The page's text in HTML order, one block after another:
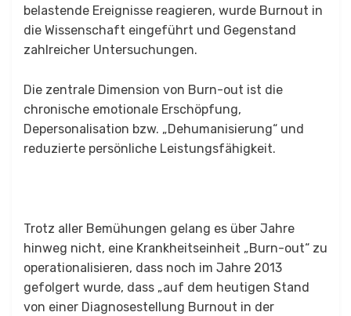
belastende Ereignisse reagieren, wurde Burnout in
die Wissenschaft eingeführt und Gegenstand
zahlreicher Untersuchungen.
Die zentrale Dimension von Burn-out ist die
chronische emotionale Erschöpfung,
Depersonalisation bzw. „Dehumanisierung“ und
reduzierte persönliche Leistungsfähigkeit.
Trotz aller Bemühungen gelang es über Jahre
hinweg nicht, eine Krankheitseinheit „Burn-out“ zu
operationalisieren, dass noch im Jahre 2013
gefolgert wurde, dass „auf dem heutigen Stand
von einer Diagnosestellung Burnout in der